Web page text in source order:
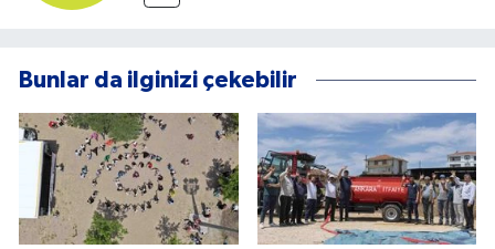
Bunlar da ilginizi çekebilir